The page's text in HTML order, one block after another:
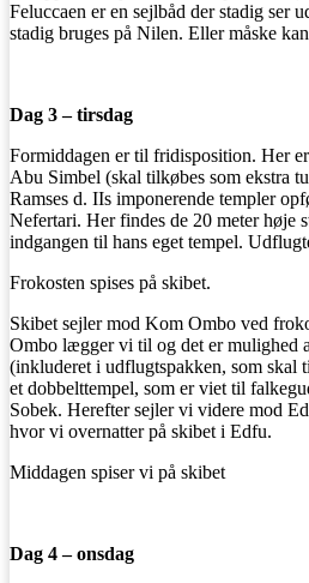
Feluccaen er en sejlbåd der stadig ser
stadig bruges på Nilen. Eller måske kan
Dag 3 – tirsdag
Formiddagen er til fridisposition. Her
Abu Simbel (skal tilkøbes som ekstra
Ramses d. IIs imponerende templer
Nefertari. Her findes de 20 meter høje
indgangen til hans eget tempel.
Frokosten spises på skibet.
Skibet sejler mod Kom Ombo ved
Ombo lægger vi til og det er mulighed
(inkluderet i udflugtspakken, som skal
et dobbelttempel, som er viet til
Sobek. Herefter sejler vi videre mod
hvor vi overnatter på skibet i Edfu.
Middagen spiser vi på skibet
Dag 4 – onsdag